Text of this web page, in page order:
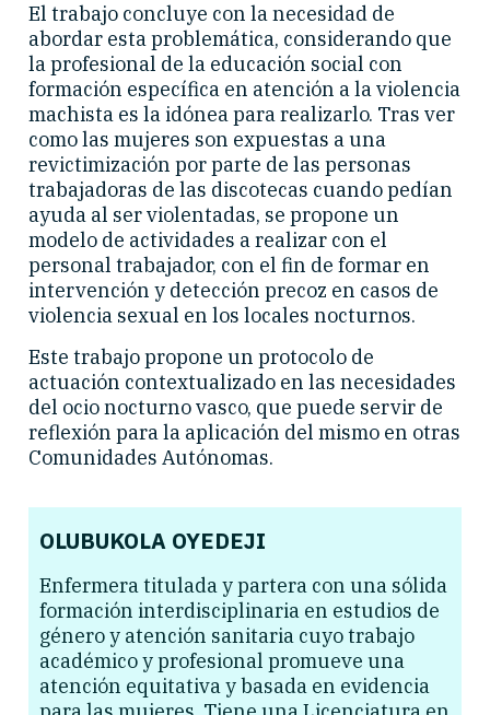
El trabajo concluye con la necesidad de
abordar esta problemática, considerando que
la profesional de la educación social con
formación específica en atención a la violencia
machista es la idónea para realizarlo. Tras ver
como las mujeres son expuestas a una
revictimización por parte de las personas
trabajadoras de las discotecas cuando pedían
ayuda al ser violentadas, se propone un
modelo de actividades a realizar con el
personal trabajador, con el fin de formar en
intervención y detección precoz en casos de
violencia sexual en los locales nocturnos.
Este trabajo propone un protocolo de
actuación contextualizado en las necesidades
del ocio nocturno vasco, que puede servir de
reflexión para la aplicación del mismo en otras
Comunidades Autónomas.
OLUBUKOLA OYEDEJI
Enfermera titulada y partera con una sólida
formación interdisciplinaria en estudios de
género y atención sanitaria cuyo trabajo
académico y profesional promueve una
atención equitativa y basada en evidencia